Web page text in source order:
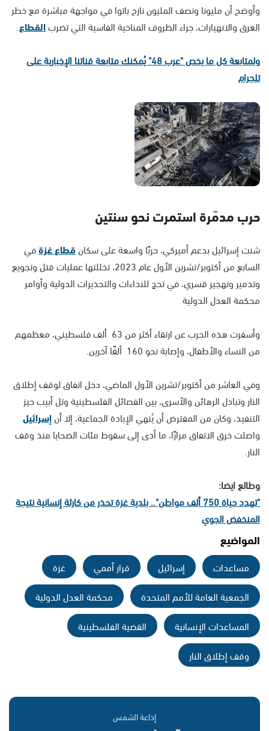
وأوضح أن مليونا ونصف المليون نازح باتوا في مواجهة مباشرة مع خطر
الغرق والانهيارات، جراء الظروف المناخية القاسية التي تضربالقطاع.
ولمتابعة كل ما يخص "عرب 48" يُمكنك متابعة قناتنا الإخبارية على
تلجرام
حرب مدمّرة استمرت نحو سنتين
شنت إسرائيل بدعم أميركي، حربًا واسعة على سكانقطاع غزةفي
السابع من أكتوبر/تشرين الأول عام 2023، تخللتها عمليات قتل وتجويع
وتدمير وتهجير قسري، في تحدٍ للنداءات والتحذيرات الدولية وأوامر
محكمة العدل الدولية
وأسفرت هذه الحرب عن ارتقاء أكثر من 63 ألف فلسطيني، معظمهم
من النساء والأطفال، وإصابة نحو 160 ألفًا آخرين.
وفي العاشر من أكتوبر/تشرين الأول الماضي، دخل اتفاق لوقف إطلاق
النار وتبادل الرهائن والأسرى، بين الفصائل الفلسطينية وتل أبيب حيز
التنفيذ، وكان من المفترض أن يُنهي الإبادة الجماعية، إلا أنإسرائيل
واصلت خرق الاتفاق مرارًا، ما أدى إلى سقوط مئات الضحايا منذ وقف
النار.
وطالع ايضا:
"تهدد حياة 750 ألف مواطن".. بلدية غزة تحذر من كارثة إنسانية نتيجة
المنخفض الجوي
المواضيع
مساعدات إسرائيل قرار أممي
غزة
الجمعية العامة للأمم المتحدة
محكمة العدل الدولية
المساعدات الإنسانية
القضية الفلسطينية
وقف إطلاق النار
إذاعة الشمس